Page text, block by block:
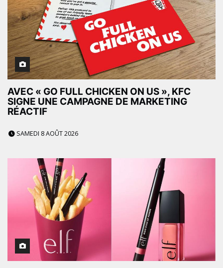
AVEC « GO FULL CHICKEN ON US », KFC
SIGNE UNE CAMPAGNE DE MARKETING
RÉACTIF
SAMEDI 8 AOÛT 2026